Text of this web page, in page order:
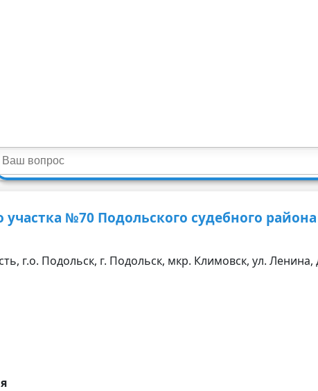
№70 Подольского судебного района
г.о. Подольск, г. Подольск, мкр. Климовск, ул. Ленина,